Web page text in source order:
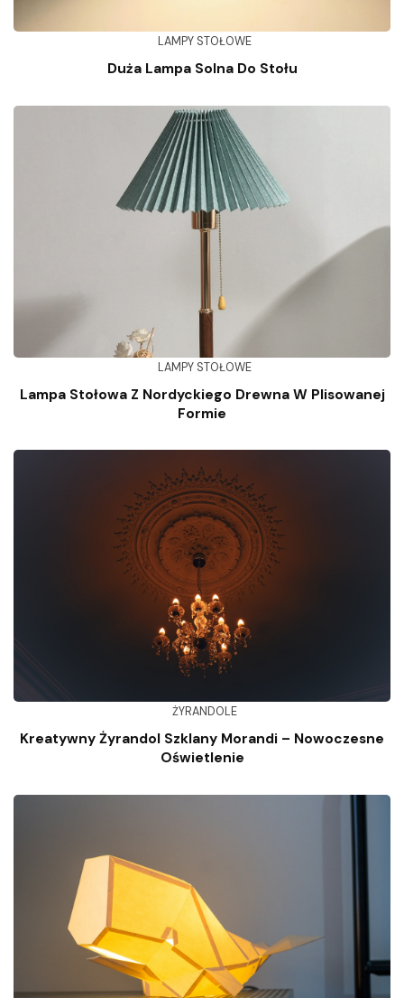
LAMPY STOŁOWE
Duża Lampa Solna Do Stołu
LAMPY STOŁOWE
Lampa Stołowa Z Nordyckiego Drewna W Plisowanej
Formie
ŻYRANDOLE
Kreatywny Żyrandol Szklany Morandi – Nowoczesne
Oświetlenie